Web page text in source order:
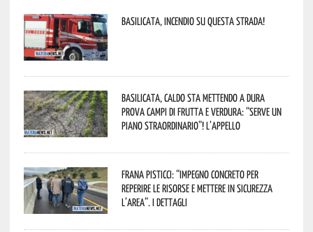
Basilicata, incendio su questa strada!
Basilicata, caldo sta mettendo a dura
prova campi di frutta e verdura: “Serve un
piano straordinario”! L’appello
Frana Pisticci: “Impegno concreto per
reperire le risorse e mettere in sicurezza
l’area”. I dettagli